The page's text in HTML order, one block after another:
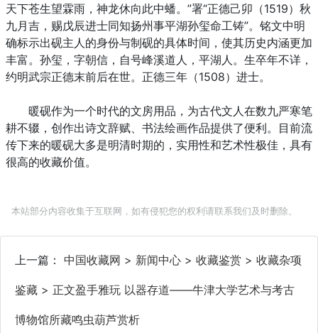
天下苍生望霖雨，神龙休向此中蟠。”署“正德己卯（1519）秋
九月吉，赐戊辰进士同知扬州事平湖孙玺命工铸”。铭文中明
确标示出砚主人的身份与制砚的具体时间，使其历史内涵更加
丰富。孙玺，字朝信，自号峰溪道人，平湖人。生卒年不详，
约明武宗正德末前后在世。正德三年（1508）进士。
暖砚作为一个时代的文房用品，为古代文人在数九严寒笔
耕不辍，创作出诗文辞赋、书法绘画作品提供了便利。目前流
传下来的暖砚大多是明清时期的，实用性和艺术性极佳，具有
很高的收藏价值。
本站部分内容收集于互联网，如有侵犯您的权利请联系我们及时删除。
上一篇： 中国收藏网 > 新闻中心 > 收藏鉴赏 > 收藏杂项
鉴藏 > 正文盈手雅玩 以器存道——牛津大学艺术与考古
博物馆所藏鸣虫葫芦赏析